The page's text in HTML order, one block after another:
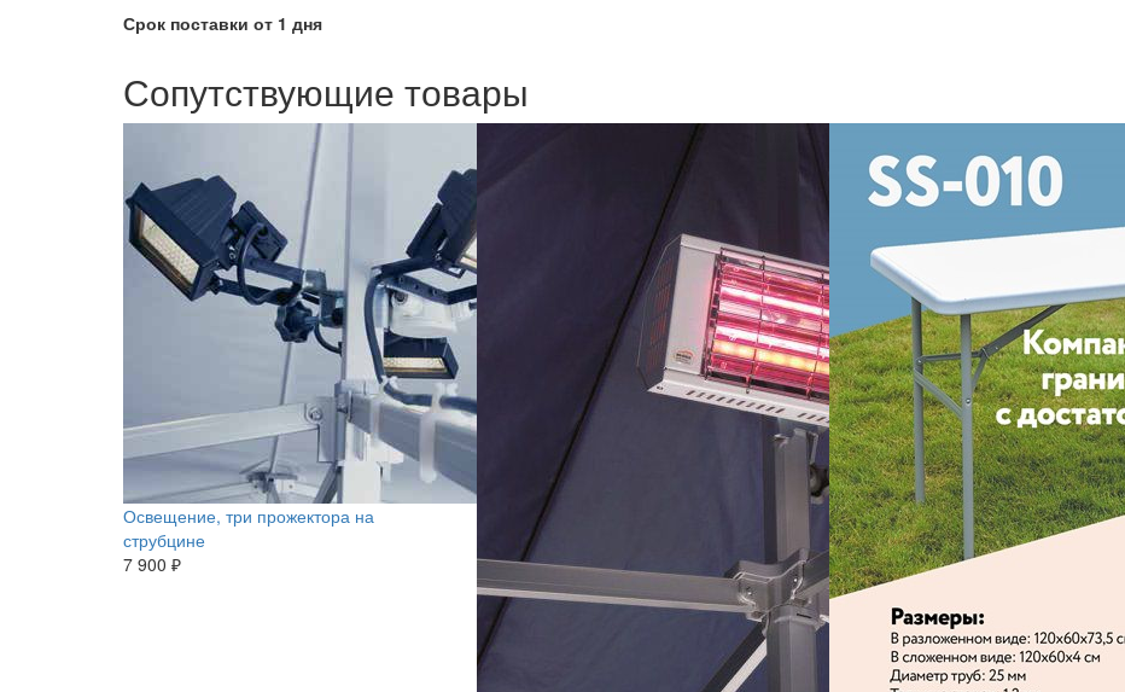
Срок поставки от 1 дня
Сопутствующие товары
Освещение, три прожектора на
струбцине
7 900 ₽